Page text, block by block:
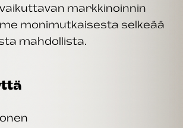
markkinoinnin
monimutkaisesta selkeää
mahdollista.